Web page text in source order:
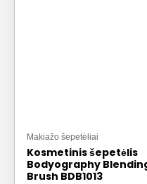
Makiažo šepetėliai
Kosmetinis šepetėlis
Bodyography
Brush BDB1013